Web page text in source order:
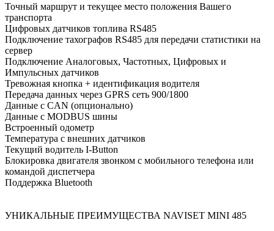
Точный маршрут и текущее место положения Вашего
транспорта
Цифровых датчиков топлива RS485
Подключение тахографов RS485 для передачи статистики на
сервер
Подключение Аналоговых, Частотных, Цифровых и
Импульсных датчиков
Тревожная кнопка + идентификация водителя
Передача данных через GPRS сеть 900/1800
Данные с CAN (опционально)
Данные с MODBUS шины
Встроенный одометр
Температура с внешних датчиков
Текущий водитель I-Button
Блокировка двигателя звонком с мобильного телефона или
командой диспетчера
Поддержка Bluetooth
УНИКАЛЬНЫЕ ПРЕИМУЩЕСТВА NAVISET MINI 485